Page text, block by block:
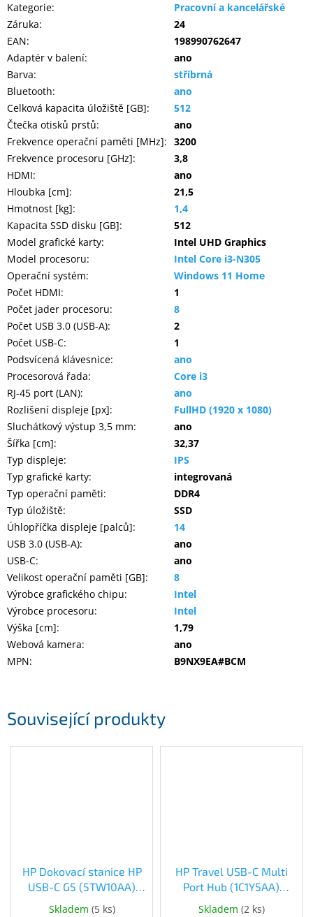
Související produkty
HP Dokovací stanice HP
USB-C G5 (5TW10AA)
(5TW10AA)
Skladem (5 ks)
HP Travel USB-C Multi
Port Hub (1C1Y5AA)
(1C1Y5AA)
Skladem (2 ks)
Kategorie:
Pracovní a kancelářské
Záruka:
24
EAN:
198990762647
Adaptér v balení:
ano
Barva:
stříbrná
Bluetooth:
ano
Celková kapacita úložiště [GB]:
512
Čtečka otisků prstů:
ano
Frekvence operační paměti [MHz]: 3200
Frekvence procesoru [GHz]:
3,8
HDMI:
ano
Hloubka [cm]:
21,5
Hmotnost [kg]:
1,4
Kapacita SSD disku [GB]:
512
Model grafické karty:
Intel UHD Graphics
Model procesoru:
Intel Core i3-N305
Operační systém:
Windows 11 Home
Počet HDMI:
1
Počet jader procesoru:
8
Počet USB 3.0 (USB-A):
2
Počet USB-C:
1
Podsvícená klávesnice:
ano
Procesorová řada:
Core i3
RJ-45 port (LAN):
ano
Rozlišení displeje [px]:
FullHD (1920 x 1080)
Sluchátkový výstup 3,5 mm:
ano
Šířka [cm]:
32,37
Typ displeje:
IPS
Typ grafické karty:
integrovaná
Typ operační paměti:
DDR4
Typ úložiště:
SSD
Úhlopříčka displeje [palců]:
14
USB 3.0 (USB-A):
ano
USB-C:
ano
Velikost operační paměti [GB]:
8
Výrobce grafického chipu:
Intel
Výrobce procesoru:
Intel
Výška [cm]:
1,79
Webová kamera:
ano
MPN: B9NX9EA#BCM